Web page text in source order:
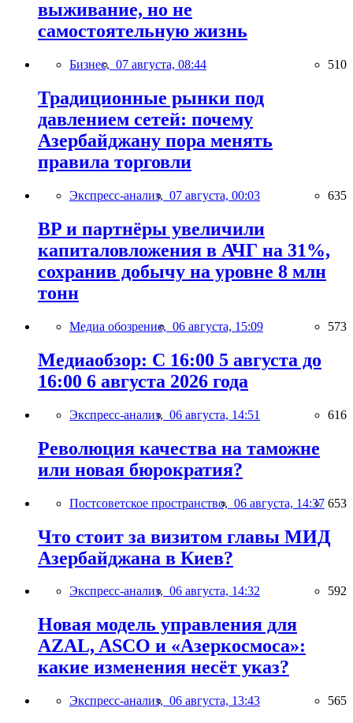
выживание, но не
самостоятельную жизнь
Бизнес, 07 августа, 08:44 510
Традиционные рынки под
давлением сетей: почему
Азербайджану пора менять
правила торговли
Экспресс-анализ, 07 августа, 00:03 635
BP и партнёры увеличили
капиталовложения в АЧГ на 31%,
сохранив добычу на уровне 8 млн
тонн
Медиа обозрение, 06 августа, 15:09 573
Медиаобзор: С 16:00 5 августа до
16:00 6 августа 2026 года
Экспресс-анализ, 06 августа, 14:51 616
Революция качества на таможне
или новая бюрократия?
Постсоветское пространство, 06 августа, 14:37 653
Что стоит за визитом главы МИД
Азербайджана в Киев?
Экспресс-анализ, 06 августа, 14:32 592
Новая модель управления для
AZAL, ASCO и «Азеркосмоса»:
какие изменения несёт указ?
Экспресс-анализ, 06 августа, 13:43 565